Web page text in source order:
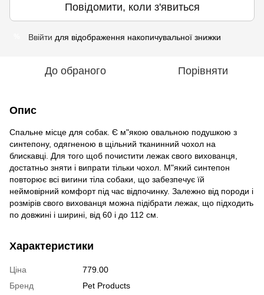
Повідомити, коли з'явиться
Ввійти для відображення накопичувальної знижки
До обраного Порівняти
Опис
Спальне місце для собак. Є м"якою овальною подушкою з
синтепону, одягненою в щільний тканинний чохол на
блискавці. Для того щоб почистити лежак свого вихованця,
достатньо зняти і випрати тільки чохол. М"який синтепон
повторює всі вигини тіла собаки, що забезпечує їй
неймовірний комфорт під час відпочинку. Залежно від породи і
розмірів свого вихованця можна підібрати лежак, що підходить
по довжині і ширині, від 60 і до 112 см.
Характеристики
Ціна
779.00
Бренд
Pet Products